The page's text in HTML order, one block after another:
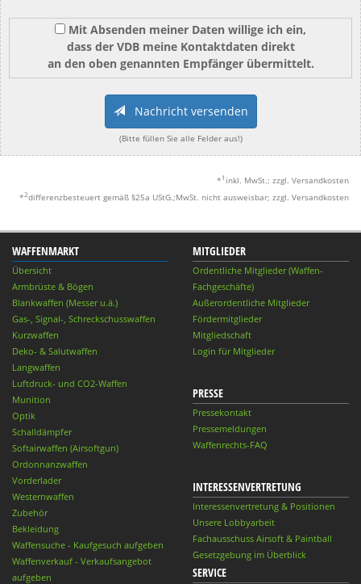
Mit Absenden meiner Daten willige ich ein,
dass der VDB meine Kontaktdaten direkt
an den oben genannten Empfänger übermittelt.
Nachricht versenden
(Bitte füllen Sie alle Felder aus!)
* 1 inkl. MwSt.; zzgl. Versandkosten
*2differenzbesteuert gemäß §25a UStG.;MwSt. nicht ausweisbar; zzgl. Versandkosten
WAFFENMARKT
Übersicht
Armbrüste & Bögen
Blankwaffen (Messer u.ä.)
Gas-, Signal-, Schreckschusswaffen
Kurzwaffen
Deko- & Salutwaffen
Langwaffen
Luftdruck- und CO2-Waffen
Munition
Optik
Schalldämpfer
Softairwaffen (Airsoftgun)
Ordonnanzwaffen
Vorderlader
Westernwaffen
Zubehör
Bekleidung
Waffensuche - Kaufgesuch aufgeben
Waffenverkauf - Verkaufsangebot
aufgeben
MITGLIEDER
Ordentliche Mitglieder (Waffen-
Fachgeschäfte)
Außerordentliche Mitglieder
Fördermitglieder
Mitgliedschaft
Login für Mitglieder
PRESSE
Pressekontakt
Pressemeldungen
Waffenrechts-FAQ
INTERESSENVERTRETUNG
Interessenvertretung & Positionen
Unsere Lobbyarbeit
Fachausschuss Airsoft & Paintball
Gesetzgebung im Überblick
SERVICE